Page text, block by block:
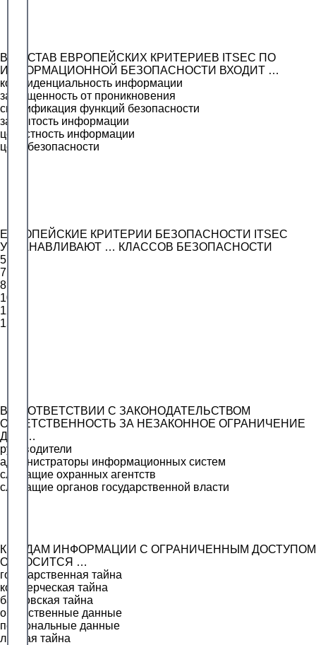
В СОСТАВ ЕВРОПЕЙСКИХ КРИТЕРИЕВ ITSEC ПО
ИНФОРМАЦИОННОЙ БЕЗОПАСНОСТИ ВХОДИТ …
конфиденциальность информации
защищенность от проникновения
спецификация функций безопасности
закрытость информации
целостность информации
цели безопасности
ЕВРОПЕЙСКИЕ КРИТЕРИИ БЕЗОПАСНОСТИ ITSEC
УСТАНАВЛИВАЮТ … КЛАССОВ БЕЗОПАСНОСТИ
5
7
8
10
12
15
В СООТВЕТСТВИИ С ЗАКОНОДАТЕЛЬСТВОМ
ОТВЕТСТВЕННОСТЬ ЗА НЕЗАКОННОЕ ОГРАНИЧЕНИЕ
ДОС…
руководители
администраторы информационных систем
служащие охранных агентств
служащие органов государственной власти
К ВИДАМ ИНФОРМАЦИИ С ОГРАНИЧЕННЫМ ДОСТУПОМ
ОТНОСИТСЯ …
государственная тайна
коммерческая тайна
банковская тайна
общественные данные
персональные данные
личная тайна